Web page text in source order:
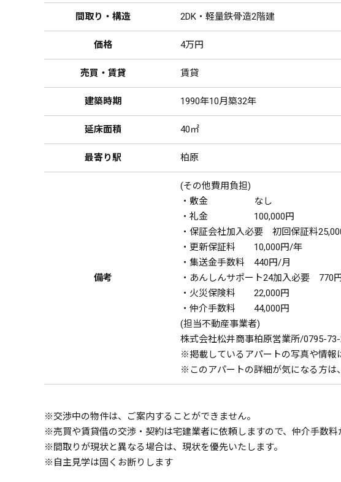
間取り・構造 2DK・軽量鉄骨造2階建
価格 4万円
売買・賃貸 賃貸
建築時期 1990年10月築32年
延床面積 40㎡
最寄り駅 柏原
備考
(その他費用負担)
・敷金 なし
・礼金 100,000円
・保証会社加入必要 初回保証料
・更新保証料 10,000円/年
・集送金手数料 440円/月
・あんしんサポート24加入必要 770
・火災保険料 22,000円
・仲介手数料 44,000円
(担当不動産事業者)
株式会社松井商事柏原営業所/0795-
※掲載しているアパートの写真や情報
※このアパートの詳細が気になる方は
※交渉中の物件は、ご案内することができません。
※売買や賃貸借の交渉・契約は宅建業者に依頼しますので、仲介手数料
※間取りが現状と異なる場合は、現状を優先いたします。
※自主見学は固くお断りします